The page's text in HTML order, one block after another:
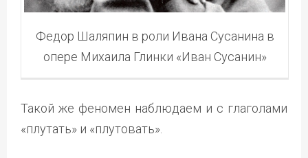
Федор Шаляпин в роли Ивана Сусанина в
опере Михаила Глинки «Иван Сусанин»
Такой же феномен наблюдаем и с глаголами
«плутать» и «плутовать».